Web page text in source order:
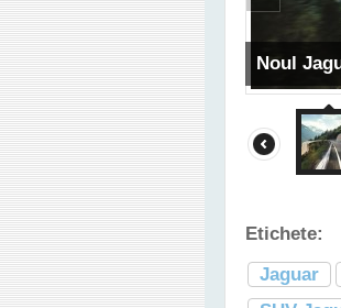
Noul
Etichete:
Jaguar